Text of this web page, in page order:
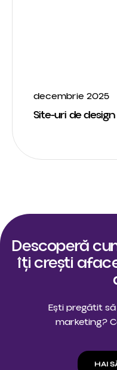
decembrie 2025
Site-uri de
Descoperă
îți crești
Ești pregătit
marketing?
HAI